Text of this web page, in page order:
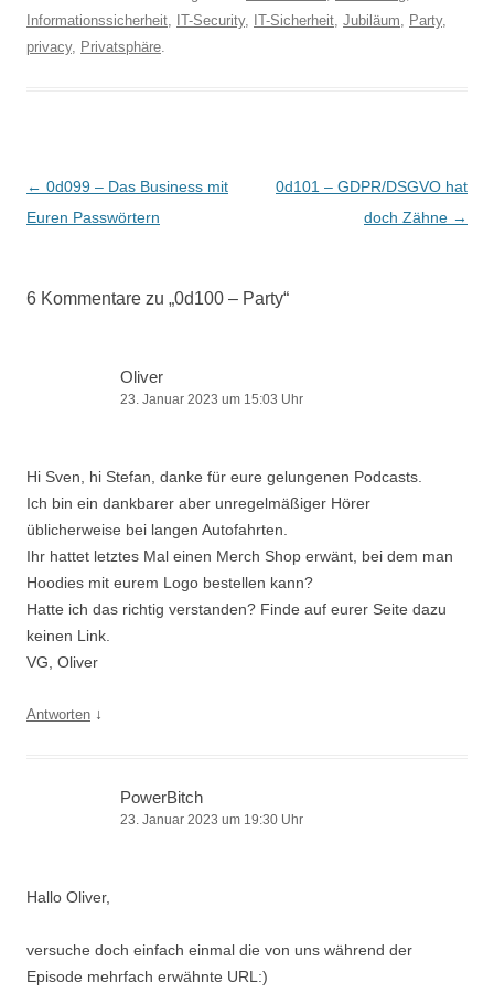
Informationssicherheit, IT-Security, IT-Sicherheit, Jubiläum, Party,
privacy, Privatsphäre.
Beitragsnavigation
← 0d099 – Das Business mit
Euren Passwörtern
0d101 – GDPR/DSGVO hat
doch Zähne →
6 Kommentare zu „0d100 – Party“
Oliver
23. Januar 2023 um 15:03 Uhr
Hi Sven, hi Stefan, danke für eure gelungenen Podcasts.
Ich bin ein dankbarer aber unregelmäßiger Hörer
üblicherweise bei langen Autofahrten.
Ihr hattet letztes Mal einen Merch Shop erwänt, bei dem man
Hoodies mit eurem Logo bestellen kann?
Hatte ich das richtig verstanden? Finde auf eurer Seite dazu
keinen Link.
VG, Oliver
Antworten ↓
PowerBitch
23. Januar 2023 um 19:30 Uhr
Hallo Oliver,
versuche doch einfach einmal die von uns während der
Episode mehrfach erwähnte URL:)